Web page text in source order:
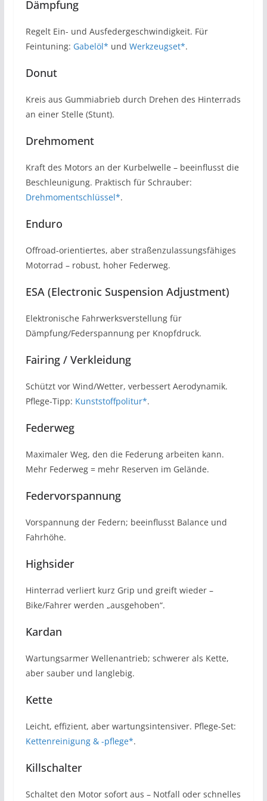
Dämpfung
Regelt Ein- und Ausfedergeschwindigkeit. Für
Feintuning: Gabelöl* und Werkzeugset*.
Donut
Kreis aus Gummiabrieb durch Drehen des Hinterrads
an einer Stelle (Stunt).
Drehmoment
Kraft des Motors an der Kurbelwelle – beeinflusst die
Beschleunigung. Praktisch für Schrauber:
Drehmomentschlüssel*.
Enduro
Offroad-orientiertes, aber straßenzulassungsfähiges
Motorrad – robust, hoher Federweg.
ESA (Electronic Suspension Adjustment)
Elektronische Fahrwerksverstellung für
Dämpfung/Federspannung per Knopfdruck.
Fairing / Verkleidung
Schützt vor Wind/Wetter, verbessert Aerodynamik.
Pflege-Tipp: Kunststoffpolitur*.
Federweg
Maximaler Weg, den die Federung arbeiten kann.
Mehr Federweg = mehr Reserven im Gelände.
Federvorspannung
Vorspannung der Federn; beeinflusst Balance und
Fahrhöhe.
Highsider
Hinterrad verliert kurz Grip und greift wieder –
Bike/Fahrer werden „ausgehoben“.
Kardan
Wartungsarmer Wellenantrieb; schwerer als Kette,
aber sauber und langlebig.
Kette
Leicht, effizient, aber wartungsintensiver. Pflege-Set:
Kettenreinigung & -pflege*.
Killschalter
Schaltet den Motor sofort aus – Notfall oder schnelles